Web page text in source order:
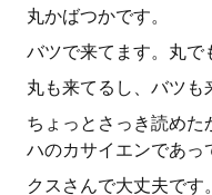
丸かばつかです。
バツで来てます。丸で
丸も来てるし、バツも
ちょっとさっき読めた
ハのカサイエンであっ
クスさんで大丈夫です。